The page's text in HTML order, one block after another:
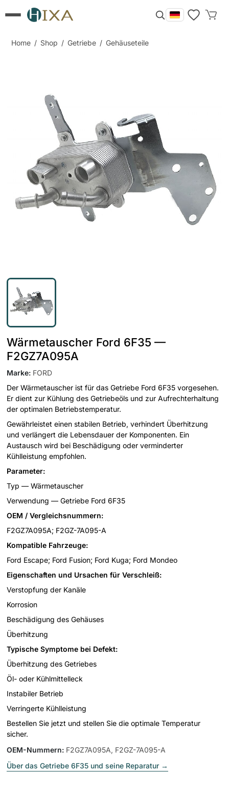
Home / Shop / Getriebe / Gehäuseteile
Wärmetauscher Ford 6F35 —
F2GZ7A095A
Marke: FORD
Der Wärmetauscher ist für das Getriebe Ford 6F35 vorgesehen.
Er dient zur Kühlung des Getriebeöls und zur Aufrechterhaltung
der optimalen Betriebstemperatur.
Gewährleistet einen stabilen Betrieb, verhindert Überhitzung
und verlängert die Lebensdauer der Komponenten. Ein
Austausch wird bei Beschädigung oder verminderter
Kühlleistung empfohlen.
Parameter:
Typ — Wärmetauscher
Verwendung — Getriebe Ford 6F35
OEM / Vergleichsnummern:
F2GZ7A095A; F2GZ-7A095-A
Kompatible Fahrzeuge:
Ford Escape; Ford Fusion; Ford Kuga; Ford Mondeo
Eigenschaften und Ursachen für Verschleiß:
Verstopfung der Kanäle
Korrosion
Beschädigung des Gehäuses
Überhitzung
Typische Symptome bei Defekt:
Überhitzung des Getriebes
Öl- oder Kühlmittelleck
Instabiler Betrieb
Verringerte Kühlleistung
Bestellen Sie jetzt und stellen Sie die optimale Temperatur
sicher.
OEM-Nummern: F2GZ7A095A, F2GZ-7A095-A
Über das Getriebe 6F35 und seine Reparatur →